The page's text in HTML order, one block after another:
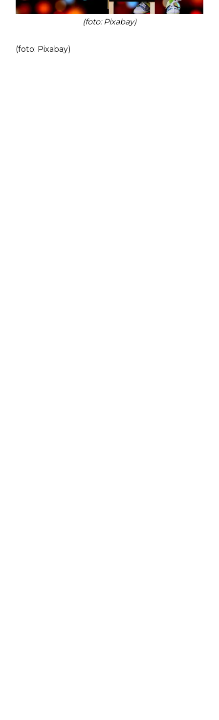
(foto: Pixabay)
(foto: Pixabay)